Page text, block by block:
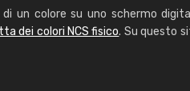
un colore su uno schermo
dei colori NCS fisico. Su questo